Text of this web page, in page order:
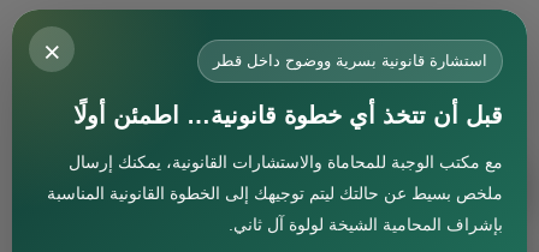
استشارة
× استشارة قانونية بسرية ووضوح داخل قطر
قبل أن تتخذ أي خطوة قانونية… اطمئن أولًا
مع مكتب الوجبة للمحاماة والاستشارات القانونية، يمكنك إرسال
ملخص بسيط عن حالتك ليتم توجيهك إلى الخطوة القانونية المناسبة
بإشراف المحامية الشيخة لولوة آل ثاني.
محامي في جدة
محامي في الرياض شاطر
محامي في المدينة المنورة
المحامي صنيتان السبيعي
افضل محامي في جدة
محامي جنائي في البحرين